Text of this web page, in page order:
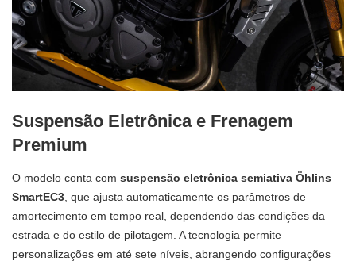
Suspensão Eletrônica e Frenagem
Premium
O modelo conta com suspensão eletrônica semiativa Öhlins
SmartEC3 , que ajusta automaticamente os parâmetros de
amortecimento em tempo real, dependendo das condições da
estrada e do estilo de pilotagem. A tecnologia permite
personalizações em até sete níveis, abrangendo configurações